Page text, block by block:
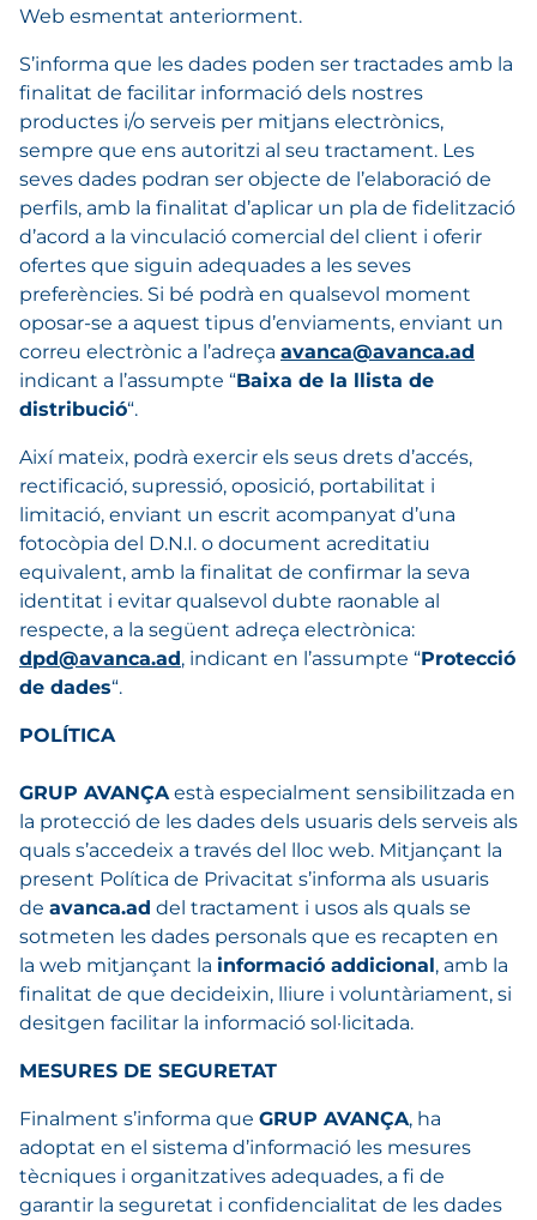
Web esmentat anteriorment.
S’informa que les dades poden ser tractades amb la
finalitat de facilitar informació dels nostres
productes i/o serveis per mitjans electrònics,
sempre que ens autoritzi al seu tractament. Les
seves dades podran ser objecte de l’elaboració de
perfils, amb la finalitat d’aplicar un pla de fidelització
d’acord a la vinculació comercial del client i oferir
ofertes que siguin adequades a les seves
preferències. Si bé podrà en qualsevol moment
oposar-se a aquest tipus d’enviaments, enviant un
correu electrònic a l’adreça avanca@avanca.ad
indicant a l’assumpte “Baixa de la llista de
distribució“.
Així mateix, podrà exercir els seus drets d’accés,
rectificació, supressió, oposició, portabilitat i
limitació, enviant un escrit acompanyat d’una
fotocòpia del D.N.I. o document acreditatiu
equivalent, amb la finalitat de confirmar la seva
identitat i evitar qualsevol dubte raonable al
respecte, a la següent adreça electrònica:
dpd@avanca.ad, indicant en l’assumpte “Protecció
de dades“.
POLÍTICA
GRUP AVANÇAestà especialment sensibilitzada en
la protecció de les dades dels usuaris dels serveis als
quals s’accedeix a través del lloc web. Mitjançant la
present Política de Privacitat s’informa als usuaris
de avanca.ad del tractament i usos als quals se
sotmeten les dades personals que es recapten en
la web mitjançant la informació addicional, amb la
finalitat de que decideixin, lliure i voluntàriament, si
desitgen facilitar la informació sol·licitada.
MESURES DE SEGURETAT
Finalment s’informa que GRUP AVANÇA, ha
adoptat en el sistema d’informació les mesures
tècniques i organitzatives adequades, a fi de
garantir la seguretat i confidencialitat de les dades